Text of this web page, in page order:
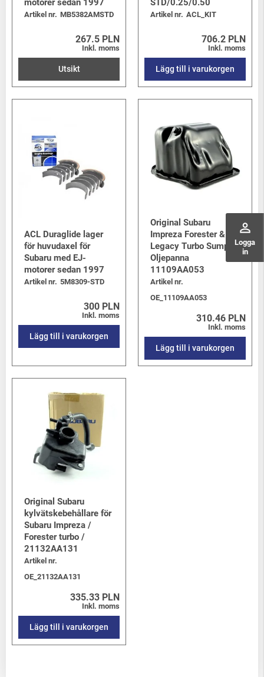
perm_identity
Logga
in
motorer sedan 1997
Artikel nr. MB5382AMSTD
267.5 PLN
Inkl. moms
Utsikt
STD/0.25/0.50
Artikel nr. ACL_KIT
706.2 PLN
Inkl. moms
Lägg till i varukorgen
ACL Duraglide lager
för huvudaxel för
Subaru med EJ-
motorer sedan 1997
Artikel nr. 5M8309-STD
300 PLN
Inkl. moms
Lägg till i varukorgen
Original Subaru
Impreza Forester &
Legacy Turbo Sump /
Oljepanna
11109AA053
Artikel nr.
OE_11109AA053
310.46 PLN
Inkl. moms
Lägg till i varukorgen
Original Subaru
kylvätskebehållare för
Subaru Impreza /
Forester turbo /
21132AA131
Artikel nr.
OE_21132AA131
335.33 PLN
Inkl. moms
Lägg till i varukorgen